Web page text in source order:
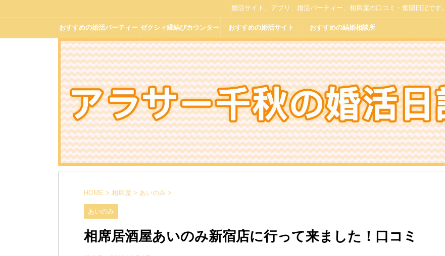
婚活サイト、アプリ、婚活パーティー、相席屋の口コミ・奮闘日記です。
おすすめの婚活パーティー ゼクシィ縁結びカウンター
の口コミ体験談
おすすめの婚活サイト おすすめの結婚相談所
HOME > 相席屋 > あいのみ >
あいのみ
相席居酒屋あいのみ新宿店に行って来ました！口コミ